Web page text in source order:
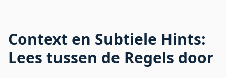
Context en Subtiele Hints:
Lees tussen de Regels door